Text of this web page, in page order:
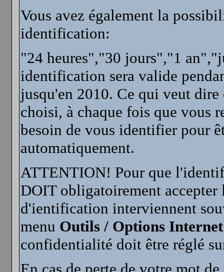
Vous avez également la
identification:
"24 heures","30 jours","1
identification sera valide
jusqu'en 2010. Ce qui veut dire
choisi, à chaque fois que vous
besoin de vous identifier pour
automatiquement.
ATTENTION! Pour que
DOIT obligatoirement accepter
d'ientification interviennent
menu Outils / Options
confidentialité doit être réglé